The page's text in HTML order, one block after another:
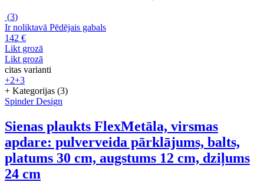
(3)
Ir noliktavā Pēdējais gabals
142 €
Likt grozā
Likt grozā
citas varianti
+2+3
+ Kategorijas (3)
Spinder Design
Sienas plaukts FlexMetāla, virsmas
apdare: pulverveida pārklājums, balts,
platums 30 cm, augstums 12 cm, dziļums
24 cm